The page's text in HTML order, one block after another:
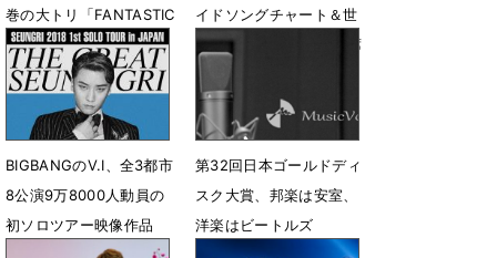
巻の大トリ「FANTASTIC
BABY」など熱唱
8月16日 23時59分
イドソングチャート＆世
界33の国・地域で首位席
巻
4月5日 18時05分
BIGBANGのV.I、全3都市
8公演9万8000人動員の
初ソロツアー映像作品
第32回日本ゴールドディ
スク大賞、邦楽は安室、
洋楽はビートルズ